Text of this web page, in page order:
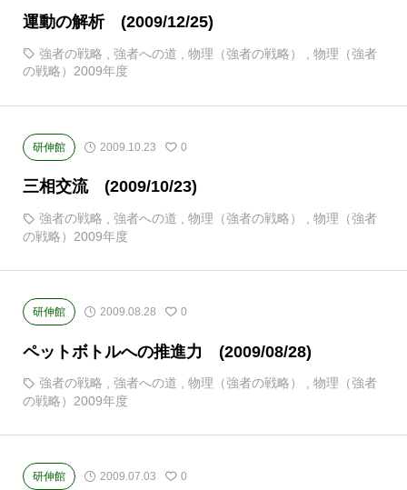
運動の解析 (2009/12/25)
強者の戦略 強者への道 物理（強者の戦略）
物理（強者
の戦略）2009年度
研伸館 2009.10.23 0
三相交流 (2009/10/23)
強者の戦略 強者への道 物理（強者の戦略）
物理（強者
の戦略）2009年度
研伸館 2009.08.28 0
ペットボトルへの推進力 (2009/08/28)
強者の戦略 , 強者への道 , 物理（強者の戦略） , 物理（強者
の戦略）2009年度
研伸館 2009.07.03 0